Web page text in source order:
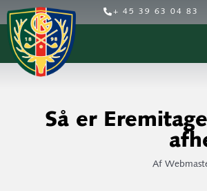
+ 45 39 63 04 83
Så er
Af